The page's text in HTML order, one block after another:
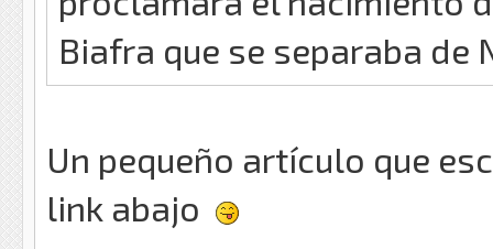
Biafra que se separaba de
Un pequeño artículo que
link abajo